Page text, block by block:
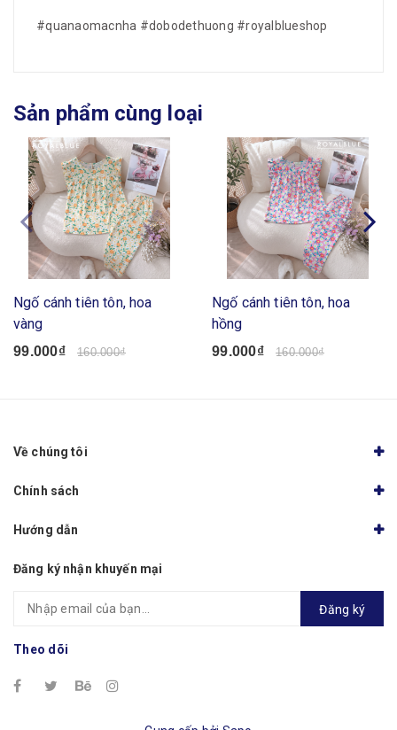
#quanaomacnha #dobodethuong #royalblueshop
Sản phẩm cùng loại
Ngố cánh tiên tôn, hoa
vàng
99.000₫ 160.000₫
Ngố cánh tiên tôn, hoa
hồng
99.000₫ 160.000₫
Về chúng tôi
Chính sách
Hướng dẫn
Đăng ký nhận khuyến mại
Đăng ký
Theo dõi